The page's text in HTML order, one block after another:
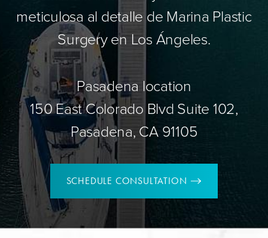
meticulosa al detalle de Marina Plastic
Surgery en Los Ángeles.
Pasadena location
150 East Colorado Blvd Suite 102,
Pasadena, CA 91105
SCHEDULE CONSULTATION